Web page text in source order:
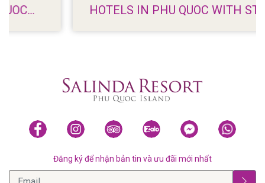
HOTELS IN PHU QUOC WITH STUNNING
Đăng ký để nhận bản tin và ưu đãi mới nhất